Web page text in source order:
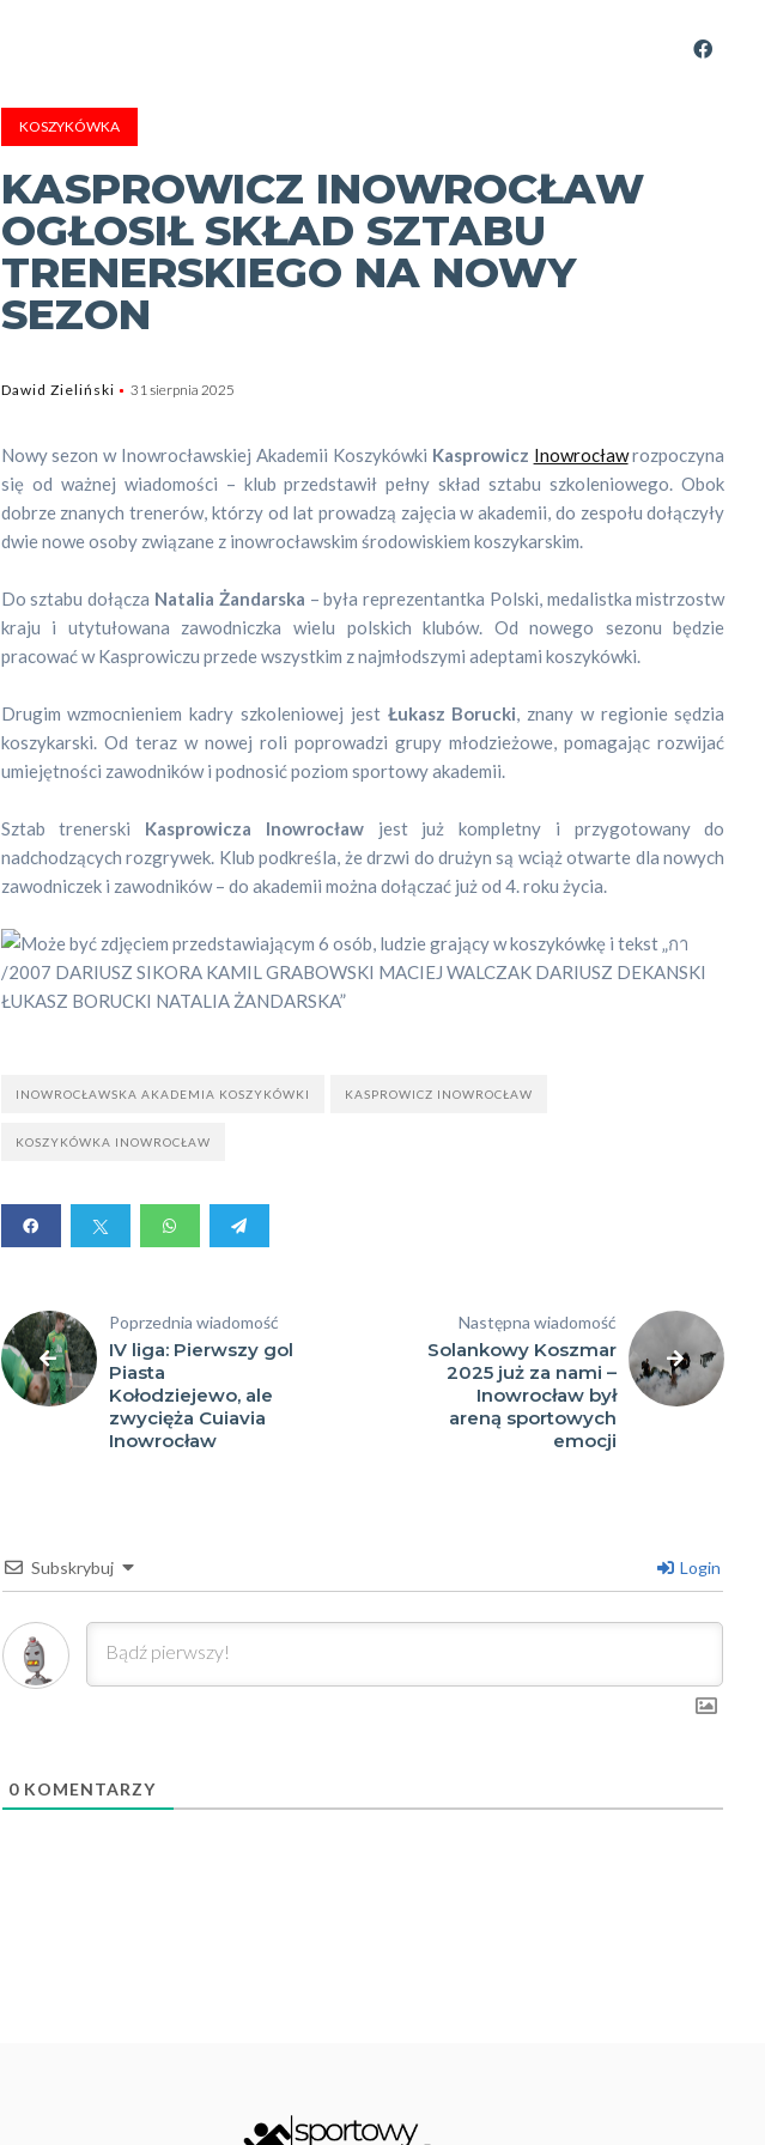
pogadanka
wydarzenia
Dyscypliny
sportowe
KOSZYKÓWKA
KASPROWICZ INOWROCŁAW
OGŁOSIŁ SKŁAD SZTABU
TRENERSKIEGO NA NOWY
SEZON
Dawid Zieliński 31 sierpnia 2025
Nowy sezon w Inowrocławskiej Akademii Koszykówki Kasprowicz Inowrocławrozpoczyna
się od ważnej wiadomości – klub przedstawił pełny skład sztabu szkoleniowego. Obok
dobrze znanych trenerów, którzy od lat prowadzą zajęcia w akademii, do zespołu dołączyły
dwie nowe osoby związane z inowrocławskim środowiskiem koszykarskim.
Do sztabu dołącza Natalia Żandarska – była reprezentantka Polski, medalistka mistrzostw
kraju i utytułowana zawodniczka wielu polskich klubów. Od nowego sezonu będzie
pracować w Kasprowiczu przede wszystkim z najmłodszymi adeptami koszykówki.
Drugim wzmocnieniem kadry szkoleniowej jest Łukasz Borucki, znany w regionie sędzia
koszykarski. Od teraz w nowej roli poprowadzi grupy młodzieżowe, pomagając rozwijać
umiejętności zawodników i podnosić poziom sportowy akademii.
Sztab trenerski Kasprowicza Inowrocławjest już kompletny i przygotowany do
nadchodzących rozgrywek. Klub podkreśla, że drzwi do drużyn są wciąż otwarte dla nowych
zawodniczek i zawodników – do akademii można dołączać już od 4. roku życia.
INOWROCŁAWSKA AKADEMIA KOSZYKÓWKI KASPROWICZ INOWROCŁAW
KOSZYKÓWKA INOWROCŁAW
Poprzednia wiadomość
IV liga: Pierwszy gol
Piasta
Kołodziejewo, ale
zwycięża Cuiavia
Inowrocław
Następna wiadomość
Solankowy Koszmar
2025 już za nami –
Inowrocław był
areną sportowych
emocji
Subskrybuj Login
0KOMENTARZY